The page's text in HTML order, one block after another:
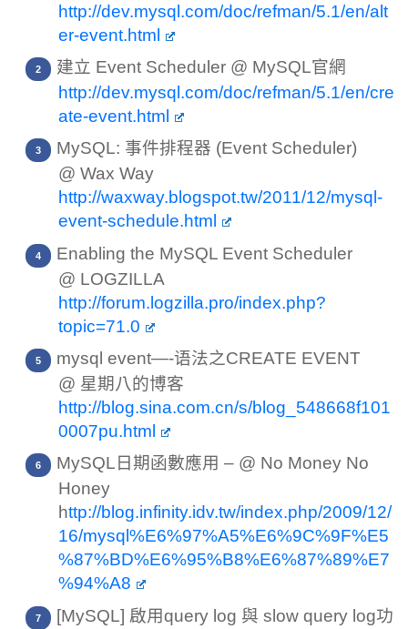
http://dev.mysql.com/doc/refman/5.1/en/alt
er-event.html
建立 Event Scheduler @ MySQL官網
http://dev.mysql.com/doc/refman/5.1/en/cre
ate-event.html
MySQL: 事件排程器 (Event Scheduler)
@ Wax Way
http://waxway.blogspot.tw/2011/12/mysql-
event-schedule.html
Enabling the MySQL Event Scheduler
@ LOGZILLA
http://forum.logzilla.pro/index.php?
topic=71.0
mysql event—-语法之CREATE EVENT
@ 星期八的博客
http://blog.sina.com.cn/s/blog_548668f101
0007pu.html
MySQL日期函數應用 – @ No Money No
Honey
http://blog.infinity.idv.tw/index.php/2009/12/
16/mysql%E6%97%A5%E6%9C%9F%E5
%87%BD%E6%95%B8%E6%87%89%E7
%94%A8
[MySQL] 啟用query log 與 slow query log功